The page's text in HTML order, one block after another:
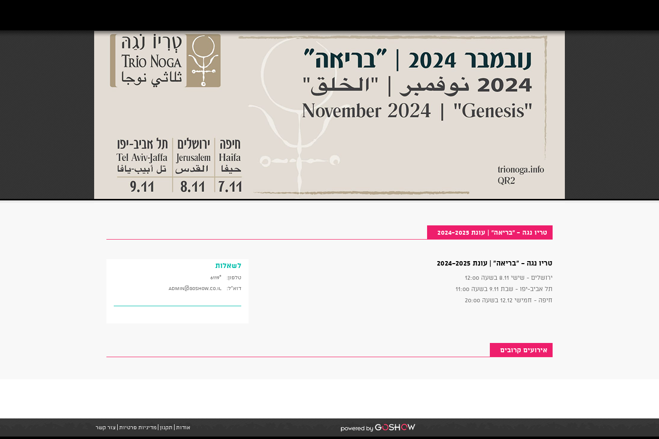
טריו נגה - "בריאה" | עונת 2024-2025
טריו נגה - "בריאה" | עונת 2024-2025
ירושלים - שישי 8.11 בשעה 12:00
תל אביב-יפו - שבת 9.11 בשעה 11:00
חיפה - חמישי 12.12 בשעה 20:00
לשאלות
טלפון:
*6119
דוא"ל:
admin@goshow.co.il
אירועים קרובים
אודות תקנון מדיניות פרטיות צור קשר